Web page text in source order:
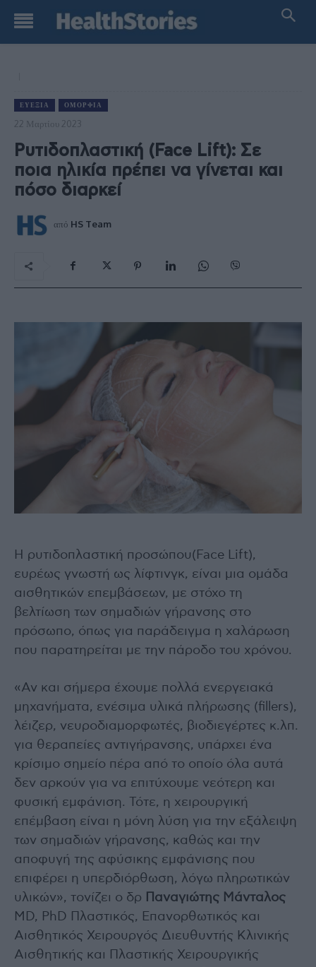
ΕΥΕΞΊΑ ΟΜΟΡΦΙΆ
22 Μαρτίου 2023
Ρυτιδοπλαστική (Face Lift): Σε
ποια ηλικία πρέπει να γίνεται και
πόσο διαρκεί
από HS Team
Η ρυτιδοπλαστική προσώπου(Face Lift),
ευρέως γνωστή ως λίφτινγκ, είναι μια ομάδα
αισθητικών επεμβάσεων, με στόχο τη
βελτίωση των σημαδιών γήρανσης στο
πρόσωπο, όπως για παράδειγμα η χαλάρωση
που παρατηρείται με την πάροδο του χρόνου.
«Αν και σήμερα έχουμε πολλά ενεργειακά
μηχανήματα, ενέσιμα υλικά πλήρωσης (fillers),
λέιζερ, νευροδιαμορφωτές, βιοδιεγέρτες κ.λπ.
για θεραπείες αντιγήρανσης, υπάρχει ένα
κρίσιμο σημείο πέρα από το οποίο όλα αυτά
δεν αρκούν για να επιτύχουμε νεότερη και
φυσική εμφάνιση. Τότε, η χειρουργική
επέμβαση είναι η μόνη λύση για την εξάλειψη
των σημαδιών γήρανσης, καθώς και την
αποφυγή της αφύσικης εμφάνισης που
επιφέρει η υπερδιόρθωση, λόγω πληρωτικών
υλικών», τονίζει ο δρ
Παναγιώτης Μάνταλος
MD, PhD Πλαστικός, Επανορθωτικός και
Αισθητικός Χειρουργός Διευθυντής Κλινικής
Αισθητικής και Πλαστικής Χειρουργικής